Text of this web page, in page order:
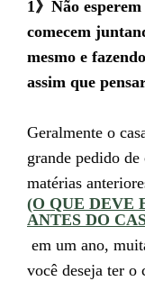
1》Não
comecem
mesmo e
assim que
Geralmente o
grande pedido
matérias
(O QUE DEVE
ANTES DO
em um ano,
você deseja ter o